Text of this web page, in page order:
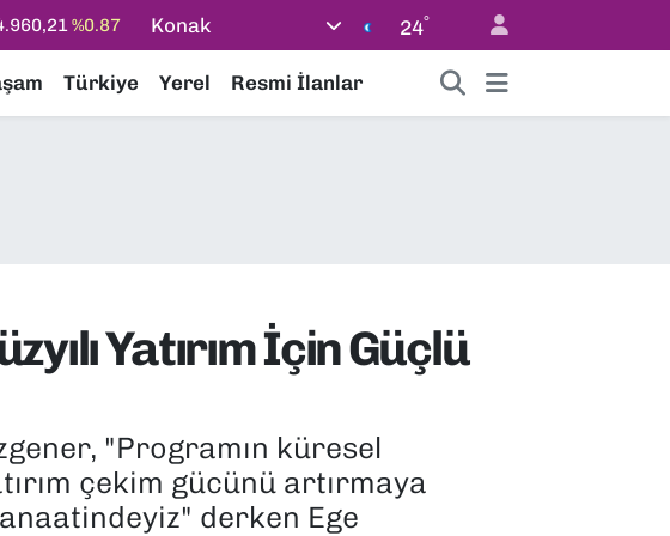
%0.18
%0.38
Konak 24°
Türkiye Yerel Resmi İlanlar
Yatırım İçin Güçlü
"Programın küresel
çekim gücünü artırmaya
derken Ege